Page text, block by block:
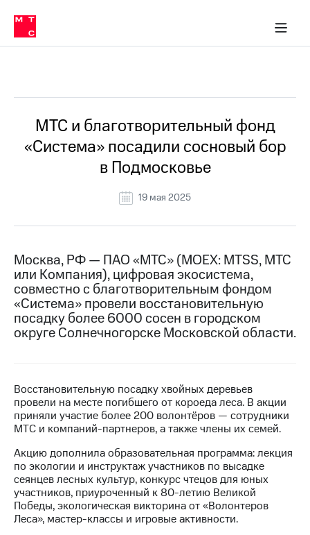
Медиа-центр
и акционерам
Устойчивое развитие
Комплаенс и деловая этика
компании
Карьера
История
компании
Руководство
информация
Контакты
Медиа-центр
Пресс-
релизы
МТС
Интервью
Финансовая
Контакты
Новости
в
регионе
в МТС
Пресс-
релизы
о технологиях
МТС и благотворительный фонд
«Система» посадили сосновый бор
в Подмосковье
19 мая 2025
Москва, РФ — ПАО «МТС» (MOEX: MTSS, МТС
или Компания), цифровая экосистема,
совместно с благотворительным фондом
«Система» провели восстановительную
посадку более 6000 сосен в городском
округе Солнечногорске Московской области.
Восстановительную посадку хвойных деревьев
провели на месте погибшего от короеда леса. В акции
приняли участие более 200 волонтёров — сотрудники
МТС и компаний-партнеров, а также члены их семей.
Акцию дополнила образовательная программа: лекция
по экологии и инструктаж участников по высадке
сеянцев лесных культур, конкурс чтецов для юных
участников, приуроченный к 80-летию Великой
Победы, экологическая викторина от «Волонтеров
Леса», мастер-классы и игровые активности.